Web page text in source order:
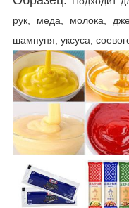
рук, меда, молока,
шампуня, уксуса,